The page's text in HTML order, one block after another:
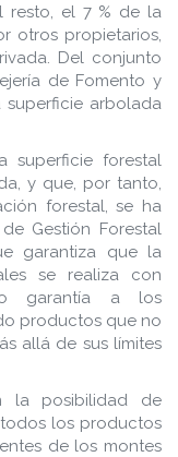
resto, el 7 % de la
otros propietarios,
Del conjunto
de Fomento y
superficie arbolada
superficie forestal
y que, por tanto,
forestal, se ha
Gestión Forestal
garantiza que la
se realiza con
garantía a los
productos que no
allá de sus límites
la posibilidad de
los productos
de los montes